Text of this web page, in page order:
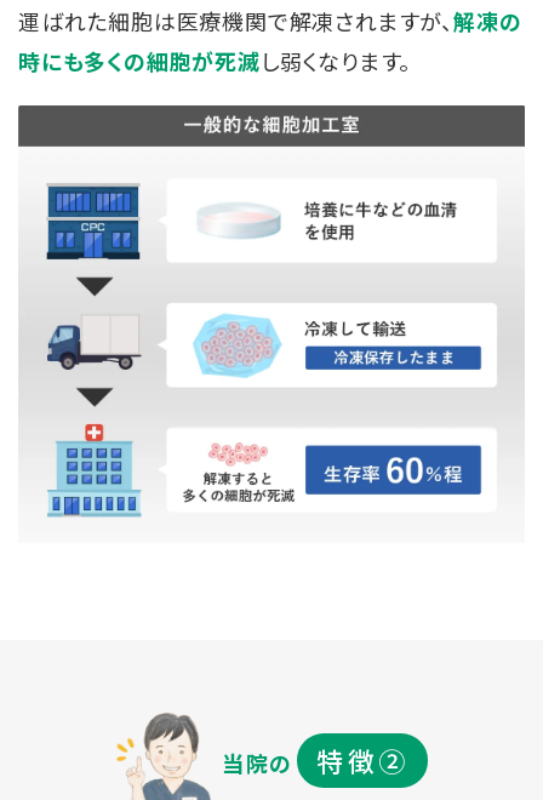
運ばれた細胞は医療機関で解凍されますが、解凍の
時にも多くの細胞が死滅し弱くなります。
当院の 特徴②